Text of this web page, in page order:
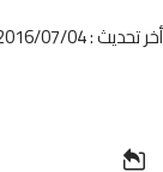
أخر تحديث : 2016/07/04 at 3:19 مساءً